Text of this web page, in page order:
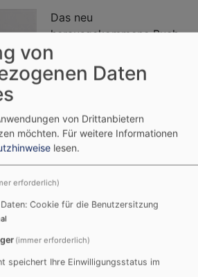
Das neu
herausgekommene Buch
über 100 Jahre
Posaunenchor Sachsen ist
mehr als eine Chronik,
die Geschichte des
Chores, sondern steckt
auch voll mit
Geschichten, die die
vergangenen 100 Jahre
lebendig werden lassen.
bekommen Sie 200 Seiten,
und persönlichen
sich auch gut als
von
Daten
von Drittanbietern
möchten. Für weitere Informationen
lesen.
erforderlich)
Cookie für die Benutzersitzung
(immer erforderlich)
speichert Ihre Einwilligungsstatus im